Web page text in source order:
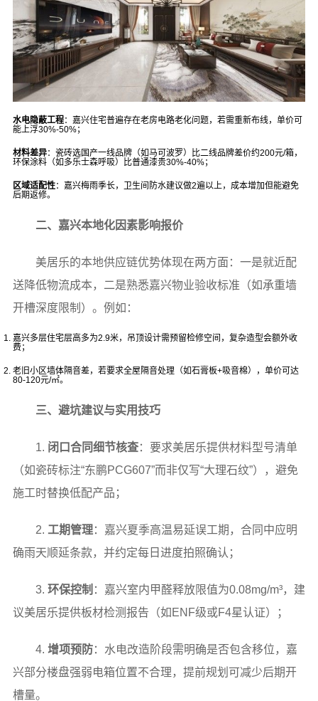
水电隐蔽工程：嘉兴住宅普遍存在老房电路老化问题，若需重新布线，单价可
能上浮30%-50%；
材料差异：瓷砖选国产一线品牌（如马可波罗）比二线品牌差价约200元/箱，
环保涂料（如多乐士森呼吸）比普通漆贵30%-40%；
区域适配性：嘉兴梅雨季长，卫生间防水建议做2遍以上，成本增加但能避免
后期返修。
二、嘉兴本地化因素影响报价
美居乐的本地供应链优势体现在两方面：一是就近配
送降低物流成本，二是熟悉嘉兴物业验收标准（如承重墙
开槽深度限制）。例如：
嘉兴多层住宅层高多为2.9米，吊顶设计需预留检修空间，复杂造型会额外收
费；
老旧小区墙体隔音差，若要求全屋隔音处理（如石膏板+吸音棉），单价可达
80-120元/㎡。
三、避坑建议与实用技巧
1. 闭口合同细节核查：要求美居乐提供材料型号清单
（如瓷砖标注“东鹏PCG607”而非仅写“大理石纹”），避免
施工时替换低配产品；
2. 工期管理：嘉兴夏季高温易延误工期，合同中应明
确雨天顺延条款，并约定每日进度拍照确认；
3. 环保控制 ：嘉兴室内甲醛释放限值为0.08mg/m³，建
议美居乐提供板材检测报告（如ENF级或F4星认证）；
4. 增项预防：水电改造阶段需明确是否包含移位，嘉
兴部分楼盘强弱电箱位置不合理，提前规划可减少后期开
槽量。